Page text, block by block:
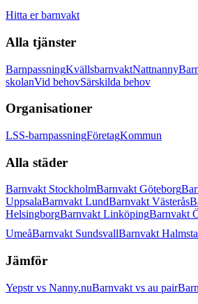
Hitta er barnvakt
Alla tjänster
BarnpassningKvällsbarnvaktNattnanny
skolanVid behovSärskilda behov
Organisationer
LSS-barnpassningFöretagKommun
Alla städer
Barnvakt StockholmBarnvakt Göteborg
UppsalaBarnvakt LundBarnvakt Västerås
HelsingborgBarnvakt LinköpingBarnvakt
UmeåBarnvakt SundsvallBarnvakt
Jämför
Yepstr vs Nanny.nuBarnvakt vs au pair